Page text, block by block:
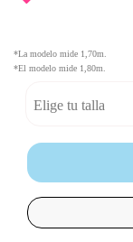
*La modelo mide 1,70m.
*El modelo mide 1,80m.
Elige tu talla